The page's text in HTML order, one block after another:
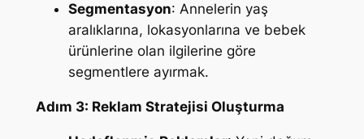
Segmentasyon: Annelerin yaş
aralıklarına, lokasyonlarına ve bebek
ürünlerine olan ilgilerine göre
segmentlere ayırmak.
Adım 3: Reklam Stratejisi Oluşturma